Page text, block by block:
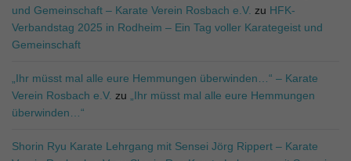
und Gemeinschaft – Karate Verein Rosbach e.V. zu HFK-
Verbandstag 2025 in Rodheim – Ein Tag voller Karategeist und
Gemeinschaft
„Ihr müsst mal alle eure Hemmungen überwinden…“ – Karate
Verein Rosbach e.V. zu
„Ihr müsst mal alle eure Hemmungen
überwinden…“
Shorin Ryu Karate Lehrgang mit Sensei Jörg Rippert – Karate